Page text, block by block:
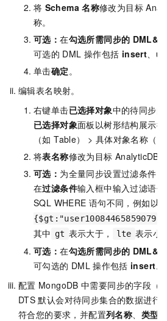
将 Schema 名称修改为目标
称。
可选：在勾选所需同步的
可选的 DML 操作包括 insert
单击确定 。
编辑表名映射。
右键单击已选择对象中的待同步
已选择对象面板以树形结构展示
（如 Table） > 具体对象名称（
将表名称修改为目标 AnalyticDB
可选： 为全量同步设置过滤条件
在过滤条件输入框中输入过滤语
SQL WHERE 语句不同，例如以
其中 gt 表示大于， lte 表示小
可选：在勾选所需同步的
可勾选的 DML 操作包括 insert
配置 MongoDB 中需要同步的字段（
DTS 默认会对待同步集合的数据进行
符合您的要求，并配置列名称 类型